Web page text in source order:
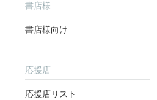
書店様
書店様向け
応援店
応援店リスト